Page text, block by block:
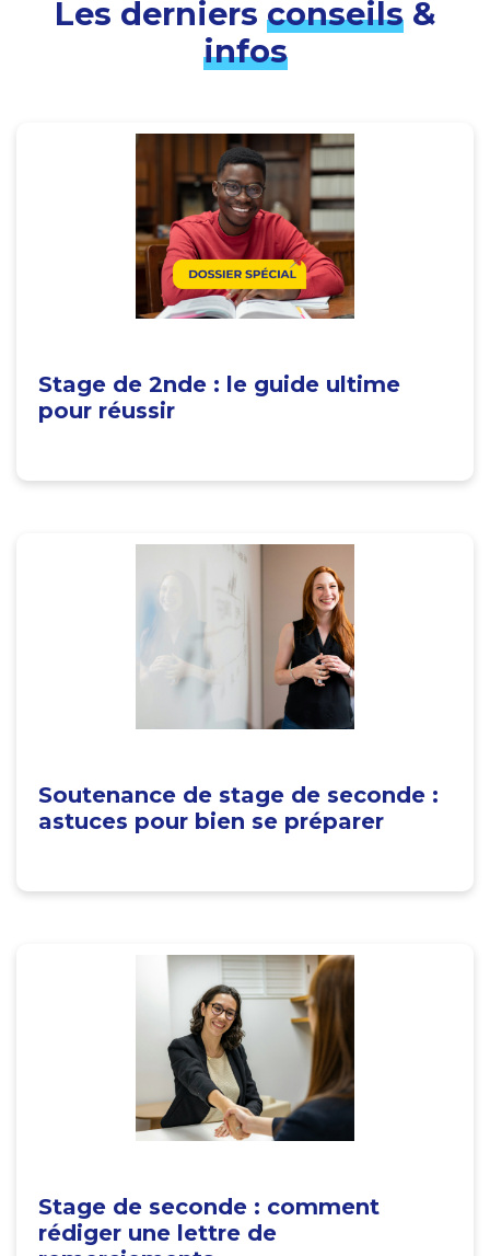
Les derniers conseils&
infos
Stage de 2nde : le guide ultime
pour réussir
Soutenance de stage de seconde :
astuces pour bien se préparer
Stage de seconde : comment
rédiger une lettre de